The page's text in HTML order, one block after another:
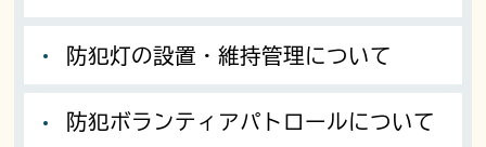
防犯灯の設置・維持管理について
防犯ボランティアパトロールについて